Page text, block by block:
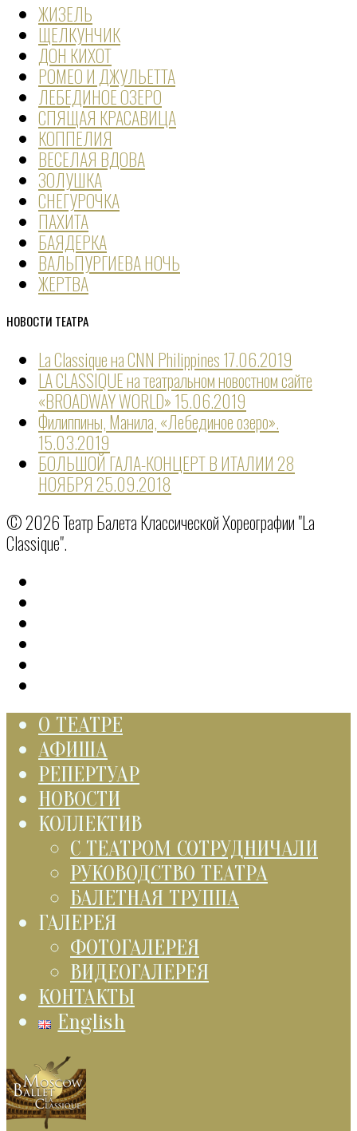
ЖИЗЕЛЬ
ЩЕЛКУНЧИК
ДОН КИХОТ
РОМЕО И ДЖУЛЬЕТТА
ЛЕБЕДИНОЕ ОЗЕРО
СПЯЩАЯ КРАСАВИЦА
КОППЕЛИЯ
ВЕСЕЛАЯ ВДОВА
ЗОЛУШКА
СНЕГУРОЧКА
ПАХИТА
БАЯДЕРКА
ВАЛЬПУРГИЕВА НОЧЬ
ЖЕРТВА
НОВОСТИ ТЕАТРА
La Classique на CNN Philippines17.06.2019
LA CLASSIQUE на театральном новостном сайте
«BROADWAY WORLD»15.06.2019
Филиппины, Манила, «Лебединое озеро».
15.03.2019
БОЛЬШОЙ ГАЛА-КОНЦЕРТ В ИТАЛИИ 28
НОЯБРЯ25.09.2018
© 2026 Театр Балета Классической Хореографии "La
Classique".
О ТЕАТРЕ
АФИША
РЕПЕРТУАР
НОВОСТИ
КОЛЛЕКТИВ
С ТЕАТРОМ СОТРУДНИЧАЛИ
РУКОВОДСТВО ТЕАТРА
БАЛЕТНАЯ ТРУППА
ГАЛЕРЕЯ
ФОТОГАЛЕРЕЯ
ВИДЕОГАЛЕРЕЯ
КОНТАКТЫ
English